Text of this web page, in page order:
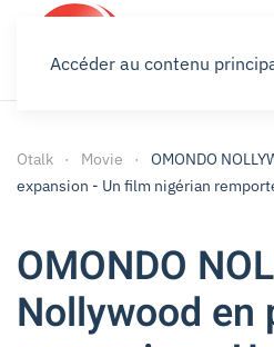
Accéder au contenu
Otalk Movie
OMONDO
expansion - Un film nigérian
OMONDO
Nollywood en